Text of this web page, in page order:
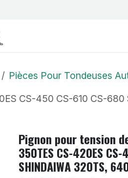
Pièces Pour Tondeuses
CS-450 CS-610 CS-680
Pignon pour tension
350TES CS-420ES
SHINDAIWA 320TS,